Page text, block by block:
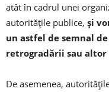
atât în cadrul unei
autorităţile publice, şi
un astfel de semnal
retrogradării sau
De asemenea,